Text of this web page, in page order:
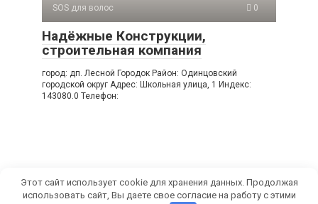
SOS для волос 0
Надёжные Конструкции,
строительная компания
город: дп. Лесной Городок Район: Одинцовский
городской округ Адрес: Школьная улица, 1 Индекс:
143080.0 Телефон:
© 2026 СамРуками
Этот сайт использует cookie для хранения данных. Продолжая
использовать сайт, Вы даете свое согласие на работу с этими